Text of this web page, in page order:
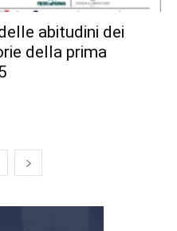
abitudini dei
della prima